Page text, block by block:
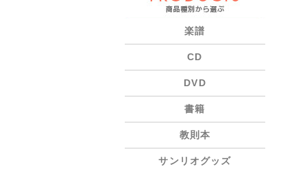
楽譜
CD
DVD
書籍
教則本
サンリオグッズ